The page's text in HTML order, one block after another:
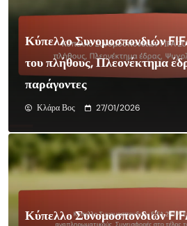
Κύπελλο Συνομοσπονδιών
του πλήθους, Πλεονέκτημα
παράγοντες
Κλάρα Βος 27/01/2026
Κύπελλο Συνομοσπονδιών